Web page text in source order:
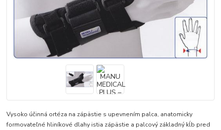
Vysoko účinná ortéza na zápästie s upevnením palca, anatomicky
formovateľné hliníkové dlahy istia zápästie a palcový základný kĺb pred